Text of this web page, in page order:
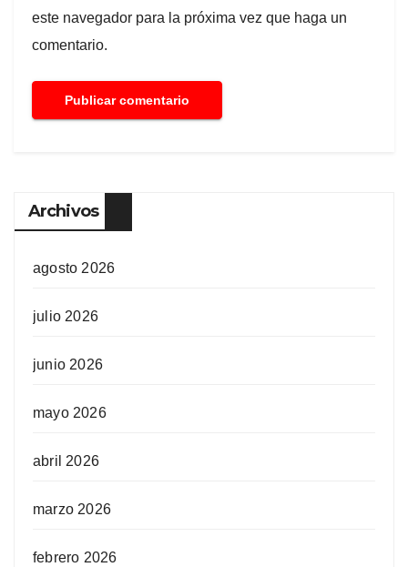
este navegador para la próxima vez que haga un
comentario.
Archivos
agosto 2026
julio 2026
junio 2026
mayo 2026
abril 2026
marzo 2026
febrero 2026